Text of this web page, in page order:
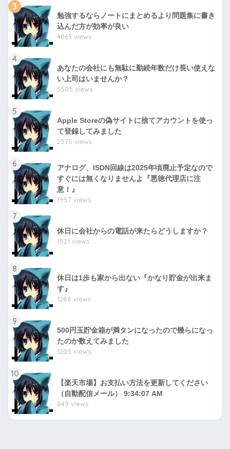
3
勉強するならノートにまとめるより問題集に書き
込んだ方が効率が良い
4063 views
4
あなたの会社にも無駄に勤続年数だけ長い使えな
い上司はいませんか？
3505 views
5
Apple Storeの偽サイトに捨てアカウントを使っ
て登録してみました
2575 views
6
アナログ、ISDN回線は2025年頃廃止予定なので
すぐには無くなりませんよ『悪徳代理店に注
意！』
1957 views
7
休日に会社からの電話が来たらどうしますか？
1521 views
8
休日は1歩も家から出ない『かなり貯金が出来ま
す』
1288 views
9
500円玉貯金箱が満タンになったので幾らになっ
たのか数えてみました
1205 views
10
【楽天市場】お支払い方法を更新してください
（自動配信メール） 9:34:07 AM
849 views